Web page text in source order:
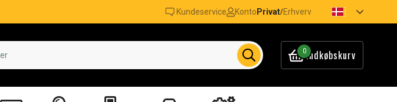
Kundeservice Konto Privat/Erhverv
0Indkøbskurv